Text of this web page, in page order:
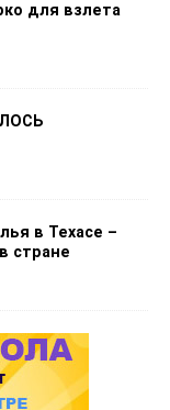
для взлета
в Техасе –
стране